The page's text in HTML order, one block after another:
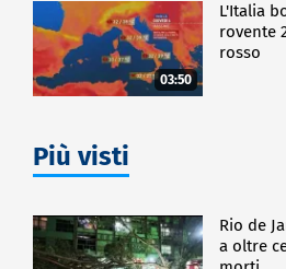
03:50
L'Italia
rovente
rosso
Più visti
Rio de
a oltre